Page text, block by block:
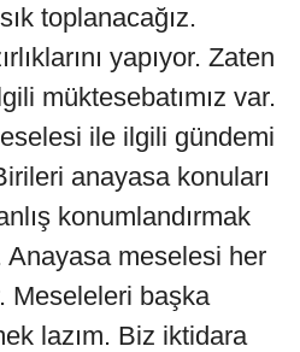
toplanacağız.
yapıyor. Zaten
müktesebatımız var.
ile ilgili gündemi
anayasa konuları
konumlandırmak
Anayasa meselesi her
Meseleleri başka
lazım. Biz iktidara